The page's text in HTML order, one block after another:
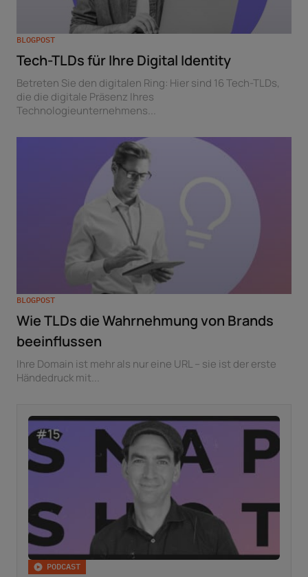
BLOGPOST
Tech-TLDs für Ihre Digital Identity
Betreten Sie den digitalen Ring: Hier sind 16 Tech-TLDs,
die die digitale Präsenz Ihres
Technologieunternehmens...
BLOGPOST
Wie TLDs die Wahrnehmung von Brands
beeinflussen
Ihre Domain ist mehr als nur eine URL – sie ist der erste
Händedruck mit...
PODCAST